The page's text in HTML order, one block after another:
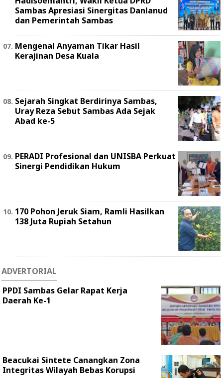
Sambas Apresiasi Sinergitas Danlanud
dan Pemerintah Sambas
Mengenal Anyaman Tikar Hasil
Kerajinan Desa Kuala
Sejarah Singkat Berdirinya Sambas,
Uray Reza Sebut Sambas Ada Sejak
Abad ke-5
PERADI Profesional dan UNISBA Perkuat
Sinergi Pendidikan Hukum
170 Pohon Jeruk Siam, Ramli Hasilkan
138 Juta Rupiah Setahun
ADVERTORIAL
PPDI Sambas Gelar Rapat Kerja
Daerah Ke-1
Beacukai Sintete Canangkan Zona
Integritas Wilayah Bebas Korupsi